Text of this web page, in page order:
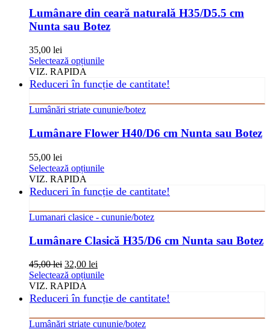
pot
fi
pagina
Lumânare din ceară naturală H35/D5.5 cm
Nunta sau Botez
35,00 lei
Selectează opțiunileAcest
are
mai
multe
variații.
pot
în
produsului.
VIZ. RAPIDA
Reduceri în funcție de cantitate!
Lumânări striate cununie/botez
Lumânare Flower H40/D6 cm Nunta sau Botez
55,00 lei
Selectează opțiunileAcest
are
mai
multe
variații.
pot
în
produsului.
VIZ. RAPIDA
Reduceri în funcție de cantitate!
Lumanari clasice - cununie/botez
Lumânare Clasică H35/D6 cm Nunta sau Botez
45,00lei Prețul
inițial
a
fost:
32,00 lei
curent
32,00 lei.
Selectează opțiunileAcest
are
mai
multe
variații.
VIZ. RAPIDA
Reduceri în funcție de cantitate!
Lumânări striate cununie/botez